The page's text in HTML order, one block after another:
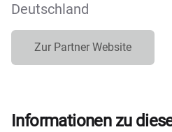
Deutschland
Zur Partner Website
Informationen zu